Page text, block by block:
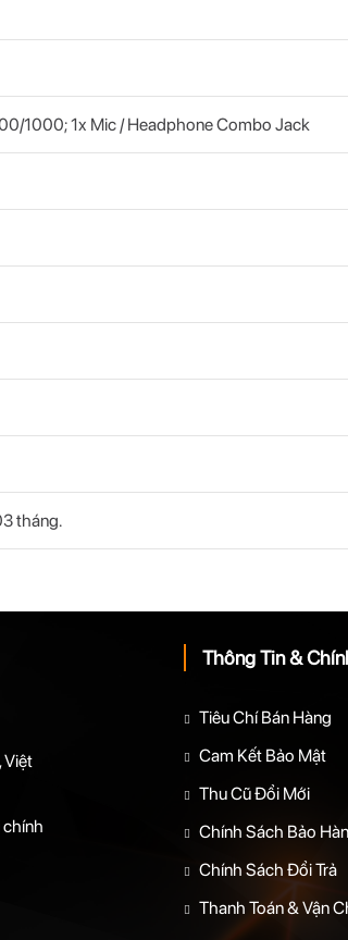
1000; 1x Mic / Headphone Combo Jack
tháng.
Việt
Thông Tin &
Tiêu Chí Bán Hàng
Cam Kết Bảo Mật
Thu Cũ Đổi Mới
Chính Sách Bảo
Chính Sách Đổi Trả
Thanh Toán & Vận